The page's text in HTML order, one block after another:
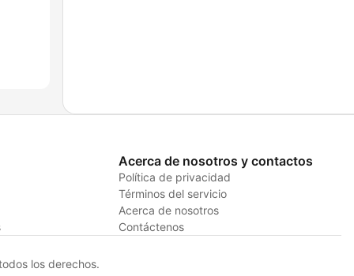
Acerca de nosotros y contactos
Política de privacidad
Términos del servicio
Acerca de nosotros
Contáctenos
los derechos.